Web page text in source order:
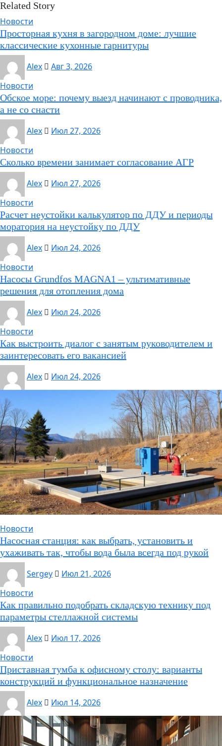
Related Story
Новости
Просторная кухня в загородном доме: лучшие
классические кухонные гарнитуры
Alex
Авг 3, 2026
Новости
Обское море: почему выезд начинают с проводника,
а не со снасти
Alex
Июл 27, 2026
Новости
Сколько времени занимает согласование АГР
Alex
Июл 27, 2026
Новости
Расчет неустойки калькулятор по ДДУ и периоды
моратория на неустойку по ДДУ
Alex
Июл 24, 2026
Новости
Насосы Grundfos MAGNA1 – ультимативные
решения для отопления дома
Alex
Июл 24, 2026
Новости
Как выстроить диалог с занятым руководителем и
заинтересовать его вакансией
Alex
Июл 24, 2026
Новости
Насосная станция: как выбрать, установить и
ухаживать так, чтобы вода была всегда под рукой
Sergey
Июл 21, 2026
Новости
Как правильно подобрать складскую технику под
параметры стеллажной системы
Alex
Июл 17, 2026
Новости
Приставная тумба к офисному столу: варианты
конструкций и функциональное назначение
Alex
Июл 14, 2026